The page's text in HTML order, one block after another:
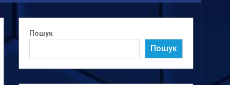
Пошук
Пошук